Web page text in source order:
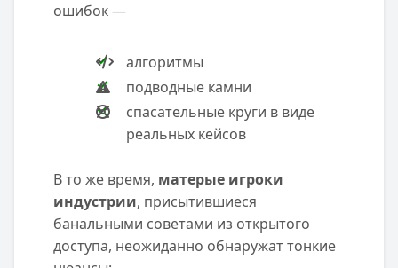
ошибок —
алгоритмы
подводные камни
спасательные круги в виде
реальных кейсов
В то же время, матерые игроки
индустрии, присытившиеся
банальными советами из открытого
доступа, неожиданно обнаружат тонкие